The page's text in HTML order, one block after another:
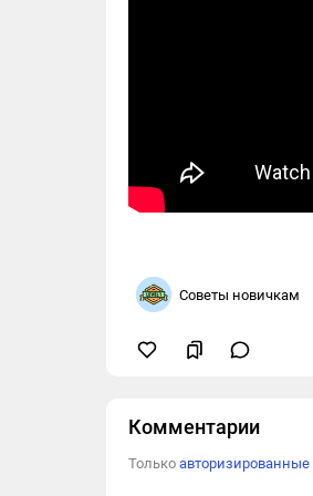
Советы новичкам
Комментарии
Только авторизированные